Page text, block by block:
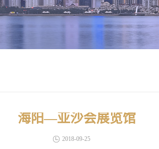
海阳—亚沙会展览馆
2018-09-25